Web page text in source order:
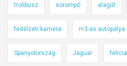
trolibusz sorompó alagút
fedélzeti kamera m3-as autópálya
Spanyolország Jaguar felicia